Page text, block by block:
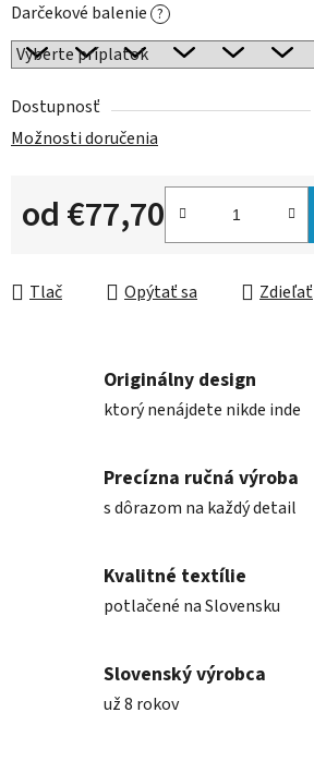
Darčekové balenie ?
Dostupnosť
Možnosti doručenia
od€77,70
Tlač Opýtať sa Zdieľať
Originálny design
ktorý nenájdete nikde inde
Precízna ručná výroba
s dôrazom na každý detail
Kvalitné textílie
potlačené na Slovensku
Slovenský výrobca
už 8 rokov